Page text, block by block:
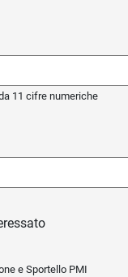
11 cifre numeriche
e Sportello PMI